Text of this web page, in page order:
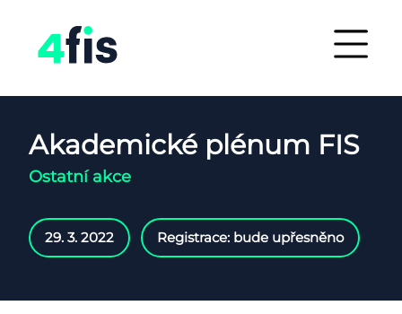
Akademické plénum FIS
Ostatní akce
29. 3. 2022 Registrace: bude upřesněno